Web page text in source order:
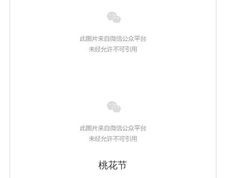
桃花节